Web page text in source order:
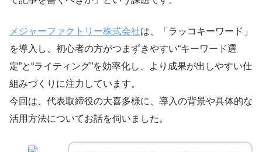
メジャーファクトリー株式会社は、「ラッコキーワード」
を導入し、初心者の方がつまずきやすい“キーワード選
定”と“ライティング”を効率化し、より成果が出しやすい仕
組みづくりに注力しています。
今回は、代表取締役の大喜多様に、導入の背景や具体的な
活用方法についてお話を伺いました。